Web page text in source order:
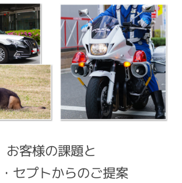
お客様の課題と
セプトからのご提案